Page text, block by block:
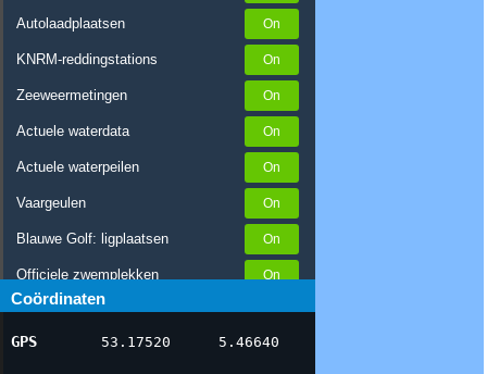
Autolaadplaatsen
KNRM-reddingstations
Zeeweermetingen
Actuele waterdata
Actuele waterpeilen
Vaargeulen
Blauwe Golf: ligplaatsen
Officiele zwemplekken
Stremmingen/hinder
AIS scheepsposities
Coördinaten
GPS 53.17520 5.46640